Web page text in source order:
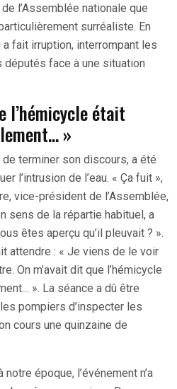
l’Assemblée nationale que
surréaliste. En
a fait irruption, interrompant les
face à une situation
l’hémicycle était
»
terminer son discours, a été
l’intrusion de l’eau. « Ça fuit »,
vice-président de l’Assemblée,
sens de la répartie habituel, a
êtes aperçu qu’il pleuvait ? ».
attendre : « Je viens de le voir
On m’avait dit que l’hémicycle
». La séance a dû être
pompiers d’inspecter les
cours une quinzaine de
époque, l’événement n’a